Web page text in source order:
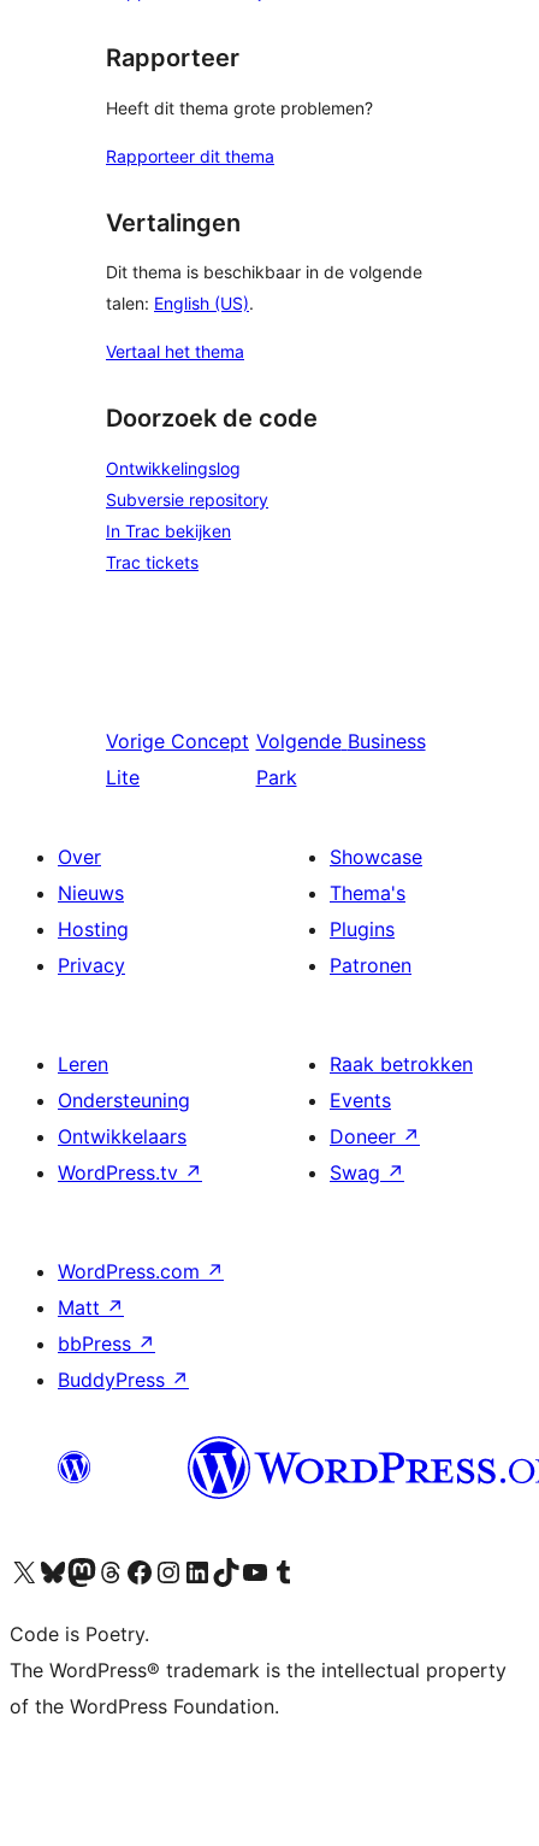
Rapporteer
Heeft dit thema grote problemen?
Rapporteer dit thema
Vertalingen
Dit thema is beschikbaar in de volgende
talen: English (US).
Vertaal het thema
Doorzoek de code
Ontwikkelingslog
Subversie repository
In Trac bekijken
Trac tickets
Vorige Concept
Lite
Volgende Business
Park
Over
Nieuws
Hosting
Privacy
Showcase
Thema's
Plugins
Patronen
Leren
Ondersteuning
Ontwikkelaars
WordPress.tv ↗
Raak betrokken
Events
Doneer ↗
Swag ↗
WordPress.com ↗
Matt ↗
bbPress ↗
BuddyPress ↗
Bezoek ons X (voorheen Twitter) account
Bezoek onze Bluesky account
Bezoek ons Mastodon account
Bezoek onze Threads account
Onze Facebookpagina bezoeken
Bezoek onze Instagram account
Bezoek onze LinkedIn account
Bezoek onze TikTok account
Bezoek ons YouTube kanaalBezoek onze Tumblr account
Code is Poetry.
The WordPress® trademark is the intellectual property
of the WordPress Foundation.